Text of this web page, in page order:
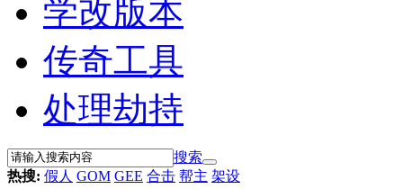
学改版本
传奇工具
处理劫持
搜索
热搜: 假人 GOM GEE 合击 帮主 架设